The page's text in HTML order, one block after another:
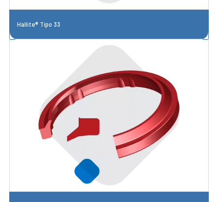
Hallite® Tipo 33